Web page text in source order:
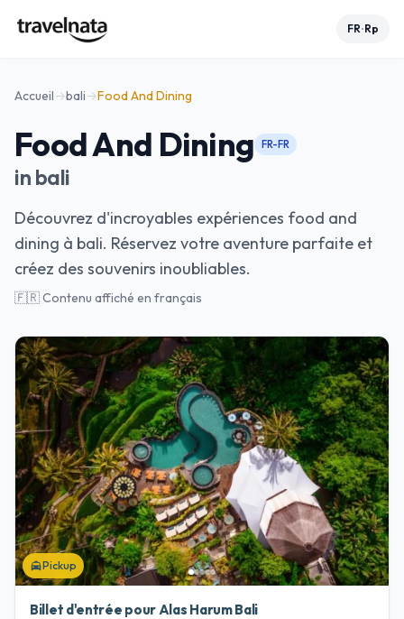
FR•Rp
Accueil→bali→Food And Dining
Food And Dining FR-FR
in bali
Découvrez d'incroyables expériences food and
dining à bali. Réservez votre aventure parfaite et
créez des souvenirs inoubliables.
🇫🇷 Contenu affiché en français
local_taxiPickup
Billet d'entrée pour Alas Harum Bali